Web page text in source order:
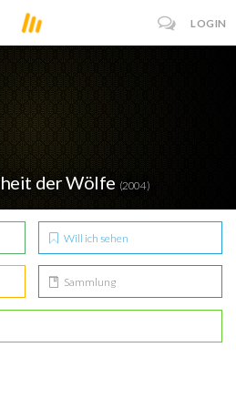
LOGIN
der Wölfe (2004)
Will ich sehen
Sammlung